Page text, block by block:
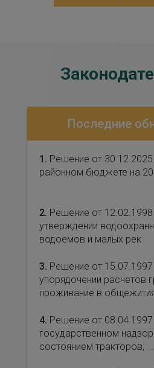
Последние
1. Решение от
районном бюджете на
2. Решение от
утверждении
водоемов и малых рек
3. Решение от
упорядочении расчетов
проживание в
4. Решение от
государственном
состоянием тракторов, ...